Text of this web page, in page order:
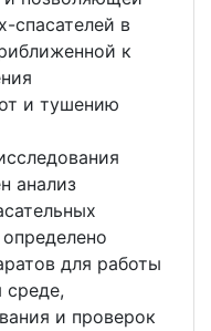
спасателей в
к
и тушению
анализ
для работы
среде,
и проверок